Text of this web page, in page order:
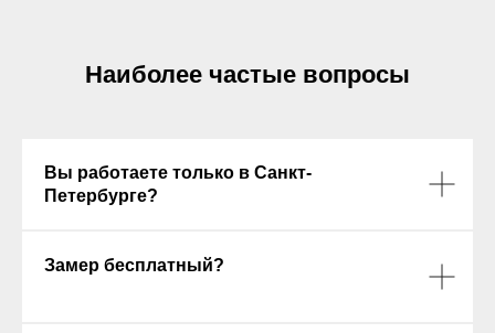
Наиболее частые вопросы
Вы работаете только в Санкт-
Петербурге?
Замер бесплатный?